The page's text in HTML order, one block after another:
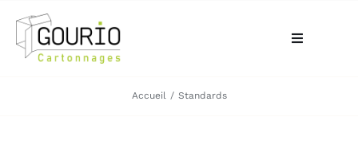
contenu
Toggle
Accueil Standards